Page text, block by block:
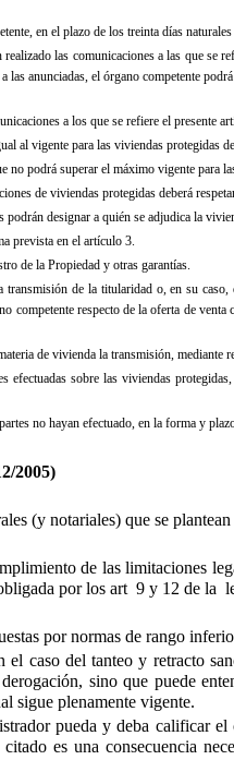
en el plazo de los treinta días
las comunicaciones a las que
anunciadas, el órgano competente
a los que se refiere el
al vigente para las viviendas protegidas
no podrá superar el máximo vigente para
de viviendas protegidas deberá
designar a quién se adjudica la
prevista en el artículo 3.
de la Propiedad y otras garantías.
de la titularidad o, en su
competente respecto de la oferta de
de vivienda la transmisión,
efectuadas sobre las viviendas
no hayan efectuado, en la forma y
2005)
(y notariales) que se plantean
de las limitaciones
por los art 9 y 12 de la
por normas de rango
caso del tanteo y retracto
sino que puede
sigue plenamente vigente.
pueda y deba calificar
es una consecuencia